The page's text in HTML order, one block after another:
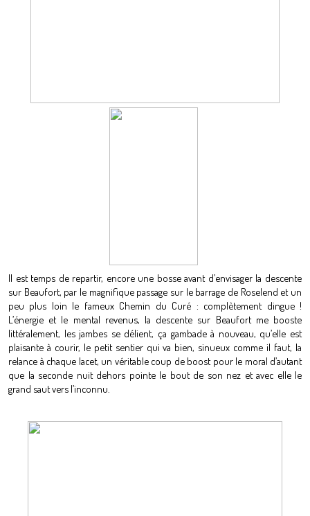
Il est temps de repartir, encore une bosse avant d’envisager la descente
sur Beaufort, par le magnifique passage sur le barrage de Roselend et un
peu plus loin le fameux Chemin du Curé : complètement dingue !
L’énergie et le mental revenus, la descente sur Beaufort me booste
littéralement, les jambes se délient, ça gambade à nouveau, qu’elle est
plaisante à courir, le petit sentier qui va bien, sinueux comme il faut, la
relance à chaque lacet, un véritable coup de boost pour le moral d’autant
que la seconde nuit dehors pointe le bout de son nez et avec elle le
grand saut vers l’inconnu.